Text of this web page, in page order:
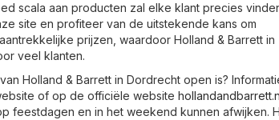
scala aan producten zal elke klant precies
site en profiteer van de uitstekende kans om
prijzen, waardoor Holland & Barrett in
veel klanten.
Holland & Barrett in Dordrecht open is?
of op de officiële website
feestdagen en in het weekend kunnen afwijken.